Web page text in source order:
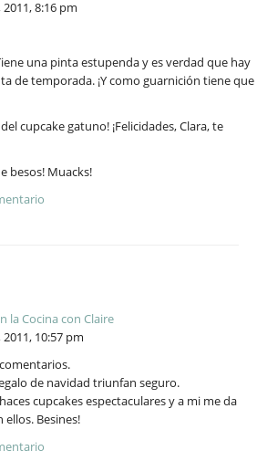
8:16 pm
una pinta estupenda y es verdad que hay
de temporada. ¡Y como guarnición tiene que
cupcake gatuno! ¡Felicidades, Clara, te
besos! Muacks!
la Cocina con Claire
10:57 pm
de navidad triunfan seguro.
cupcakes espectaculares y a mi me da
Besines!